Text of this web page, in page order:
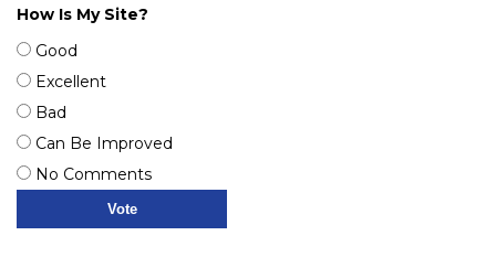
How Is My Site?
Good
Excellent
Bad
Can Be Improved
No Comments